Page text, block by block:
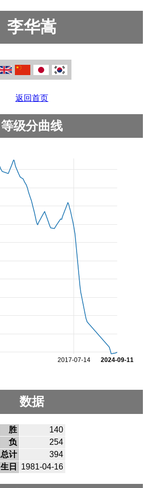
李华嵩
返回首页
等级分曲线
2017-07-14 2024-09-11
数据
胜
140
负
254
总计
394
生日
1981-04-16